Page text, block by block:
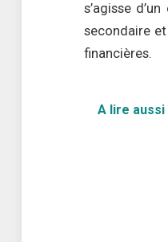
s’agisse
secondaire
financières.
A lire aussi